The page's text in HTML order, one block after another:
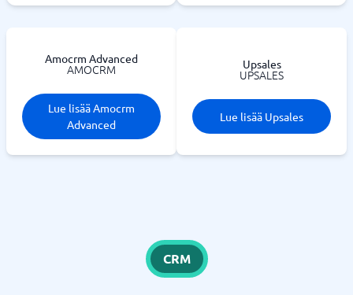
Amocrm Advanced
AMOCRM
Lue lisää Amocrm
Advanced
Upsales
UPSALES
Lue lisää Upsales
CRM